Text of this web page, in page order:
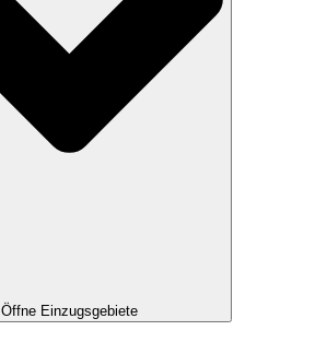
Öffne Einzugsgebiete